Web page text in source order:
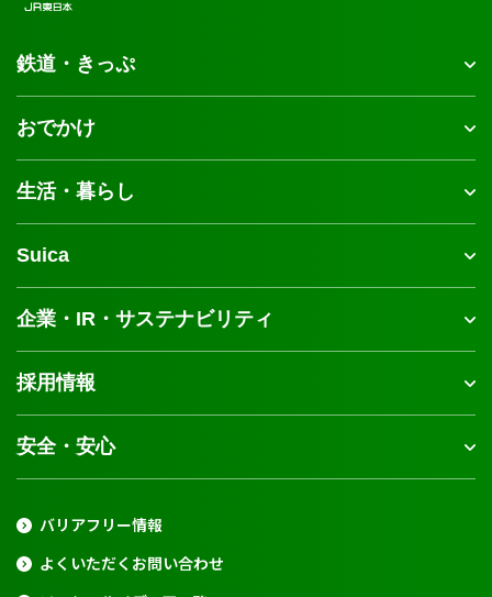
鉄道・きっぷ
おでかけ
生活・暮らし
Suica
企業・IR・サステナビリティ
採用情報
安全・安心
バリアフリー情報
よくいただくお問い合わせ